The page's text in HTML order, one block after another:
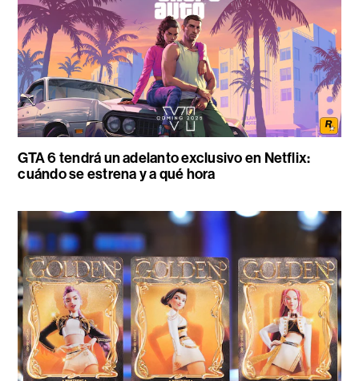
GTA 6 tendrá un adelanto exclusivo en Netflix:
cuándo se estrena y a qué hora